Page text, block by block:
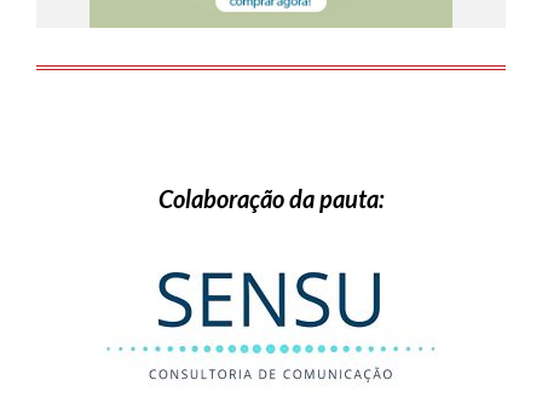
Colaboração da pauta: